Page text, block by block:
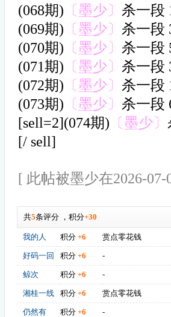
(068期) 〔墨少〕 杀一段
(069期) 〔墨少〕 杀一段
(070期) 〔墨少〕 杀一段
(071期) 〔墨少〕 杀一段
(072期) 〔墨少〕 杀一段
(073期) 〔墨少〕 杀一段
[sell=2](074期) 〔墨少〕
[/ sell]
[ 此帖被墨少在2026-
共5条评分， 积分+30
我的人 积分 +6 赏点零花钱
好码一回 积分 +6 -
鲸次 积分 +6 -
湘桂一线 积分 +6 赏点零花钱
仍然有 积分 +6 -